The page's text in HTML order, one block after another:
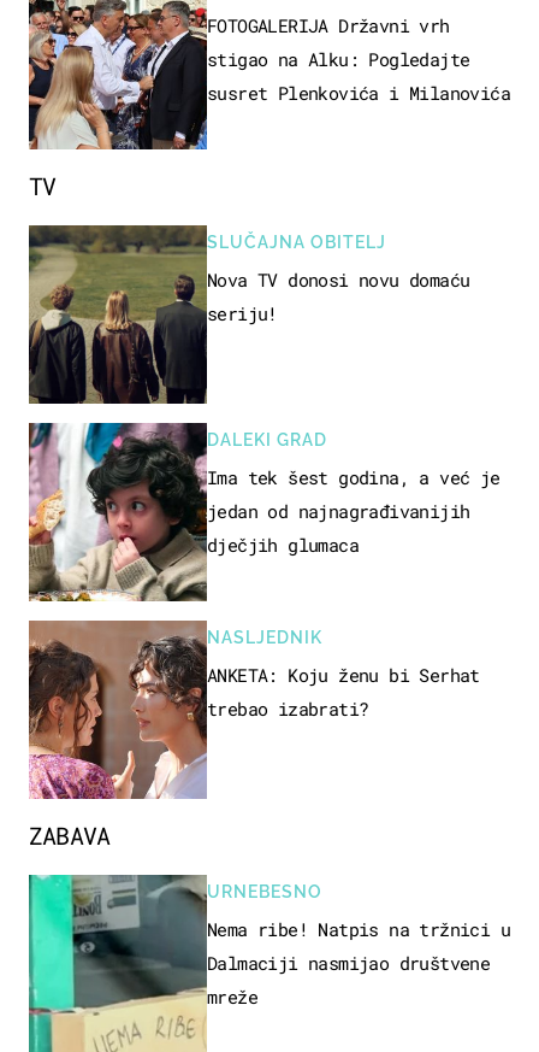
FOTOGALERIJA Državni vrh
stigao na Alku: Pogledajte
susret Plenkovića i Milanovića
ZABAVA
URNEBESNO
Nema ribe! Natpis na tržnici u
Dalmaciji nasmijao društvene
mreže
TV
SLUČAJNA OBITELJ
Nova TV donosi novu domaću
seriju!
DALEKI GRAD
Ima tek šest godina, a već je
jedan od najnagrađivanijih
dječjih glumaca
NASLJEDNIK
ANKETA: Koju ženu bi Serhat
trebao izabrati?